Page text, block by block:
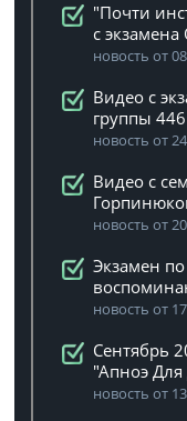
"Почти
с
новость от
Видео с
группы
новость от
Видео с
новость от
Экзамен по
новость от
Сентябрь
"Апноэ
новость от